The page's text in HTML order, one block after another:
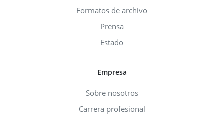
Formatos de archivo
Prensa
Estado
Empresa
Sobre nosotros
Carrera profesional